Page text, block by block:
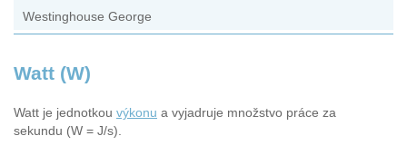
Westinghouse George
Watt (W)
Watt je jednotkou výkonu a vyjadruje množstvo práce za
sekundu (W = J/s).